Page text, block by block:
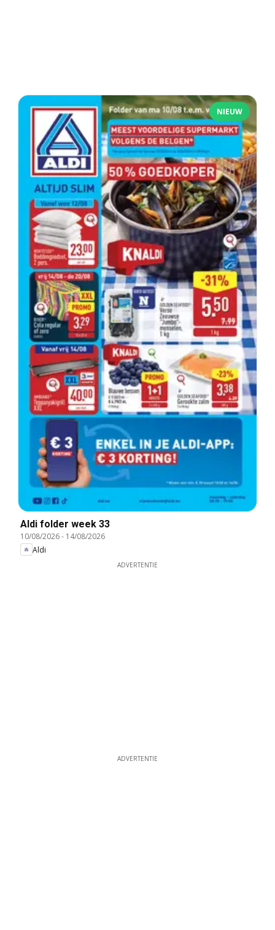
NIEUW
Aldi folder week 33
10/08/2026- 14/08/2026
Aldi
ADVERTENTIE
ADVERTENTIE